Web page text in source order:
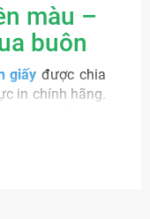
màu –
buôn
giấy được chia
in chính hãng.
phí. Nếu bạn